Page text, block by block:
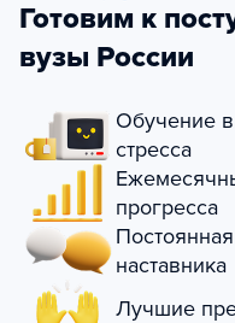
Готовим к
вузы России
Обучение
стресса
прогресса
наставника
Лучшие